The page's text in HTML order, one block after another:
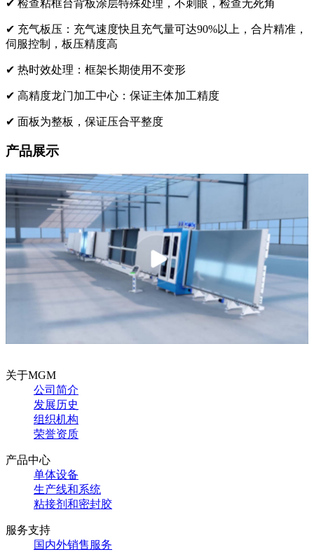
✔ 检查粘框台背板涂层特殊处理，不刺眼，检查无死角
✔ 充气板压：充气速度快且充气量可达90%以上，合片精准，
伺服控制，板压精度高
✔ 热时效处理：框架长期使用不变形
✔ 高精度龙门加工中心：保证主体加工精度
✔ 面板为整板，保证压合平整度
产品展示
关于MGM
公司简介
发展历史
组织机构
荣誉资质
产品中心
单体设备
生产线和系统
粘接剂和密封胶
服务支持
国内外销售服务